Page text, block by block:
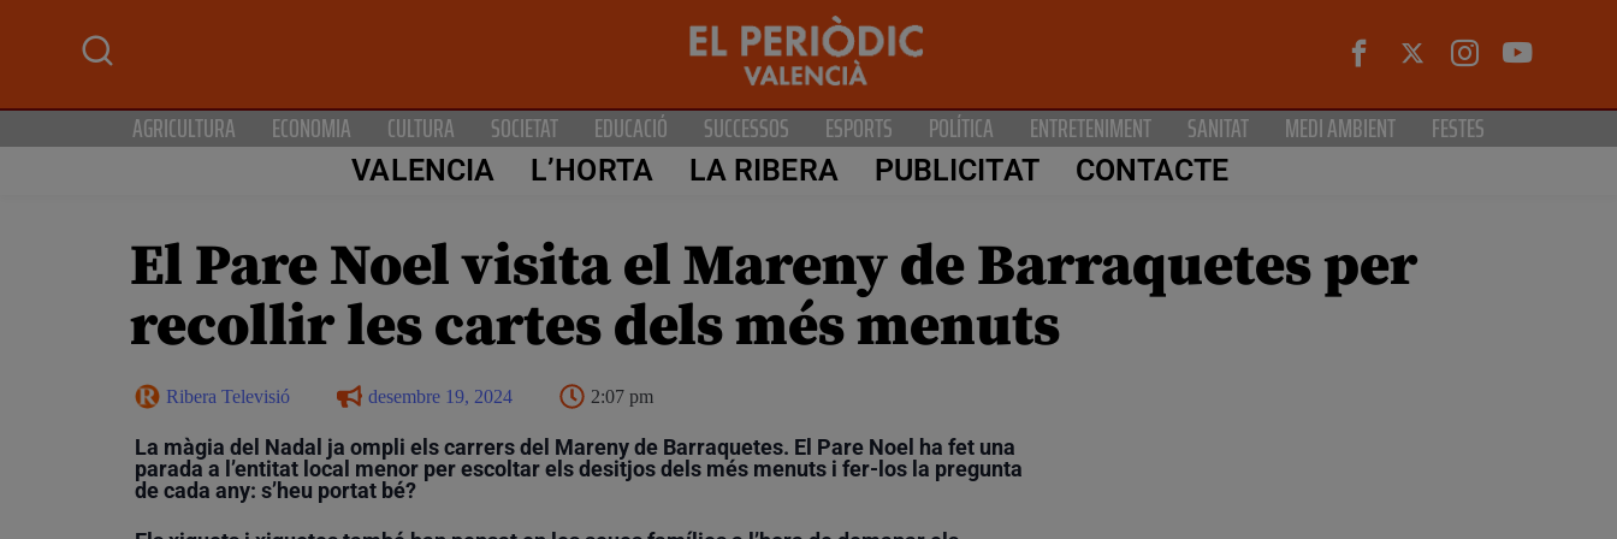
AGRICULTURA ECONOMIA CULTURA SOCIETAT EDUCACIÓ SUCCESSOS ESPORTS POLÍTICA ENTRETENIMENT SANITAT MEDI AMBIENT FESTES
VALENCIA L’HORTA LA RIBERA PUBLICITAT CONTACTE
El Pare Noel visita el Mareny de Barraquetes per
recollir les cartes dels més menuts
Ribera Televisió desembre 19, 2024 2:07 pm
La màgia del Nadal ja ompli els carrers del Mareny de Barraquetes. El Pare Noel ha fet una
parada a l’entitat local menor per escoltar els desitjos dels més menuts i fer-los la pregunta
de cada any: s’heu portat bé?